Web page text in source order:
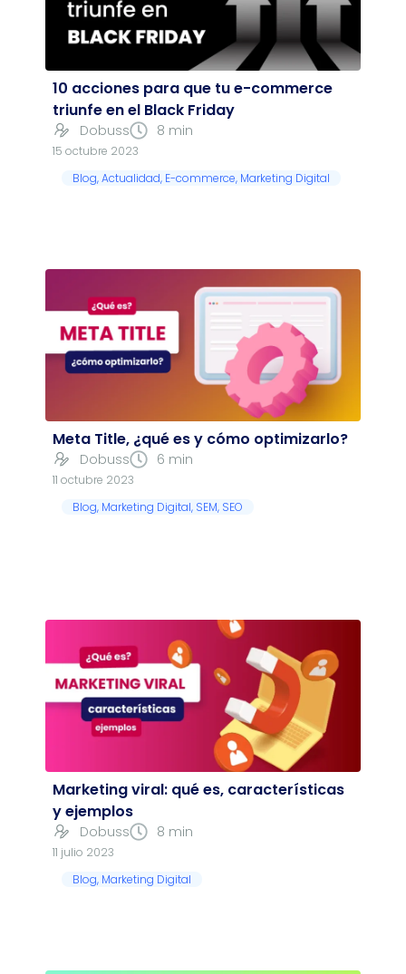
10 acciones para que tu e-commerce
triunfe en el Black Friday
Dobuss 8 min
15 octubre 2023
Blog,Actualidad, E-commerce, Marketing Digital
Meta Title, ¿qué es y cómo optimizarlo?
Dobuss 6 min
11 octubre 2023
Blog, Marketing Digital, SEM, SEO
Marketing viral: qué es, características
y ejemplos
Dobuss 8 min
11 julio 2023
Blog, Marketing Digital